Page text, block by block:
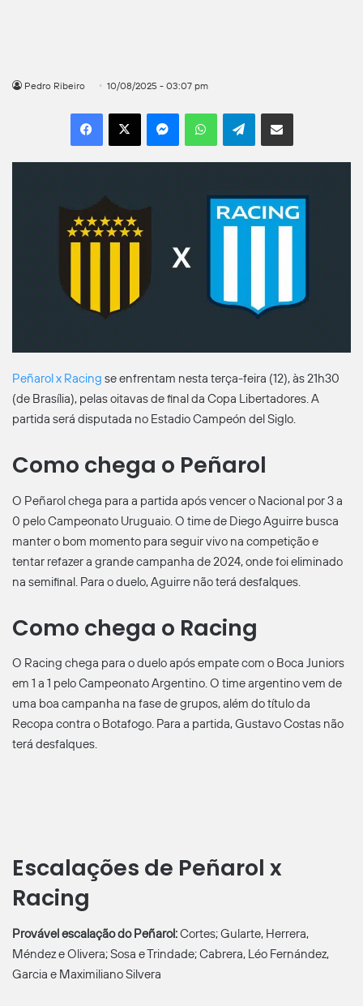
Pedro Ribeiro 10/08/2025 - 03:07 pm
Facebook
X MessengerWhatsAppTelegramCompartilhar por e-mail
Peñarol x Racing se enfrentam nesta terça-feira (12), às 21h30
(de Brasília), pelas oitavas de final da Copa Libertadores. A
partida será disputada no Estadio Campeón del Siglo.
Como chega o Peñarol
O Peñarol chega para a partida após vencer o Nacional por 3 a
0 pelo Campeonato Uruguaio. O time de Diego Aguirre busca
manter o bom momento para seguir vivo na competição e
tentar refazer a grande campanha de 2024, onde foi eliminado
na semifinal. Para o duelo, Aguirre não terá desfalques.
Como chega o Racing
O Racing chega para o duelo após empate com o Boca Juniors
em 1 a 1 pelo Campeonato Argentino. O time argentino vem de
uma boa campanha na fase de grupos, além do título da
Recopa contra o Botafogo. Para a partida, Gustavo Costas não
terá desfalques.
Escalações de Peñarol x
Racing
Provável escalação do Peñarol:Cortes; Gularte, Herrera,
Méndez e Olivera; Sosa e Trindade; Cabrera, Léo Fernández,
Garcia e Maximiliano Silvera